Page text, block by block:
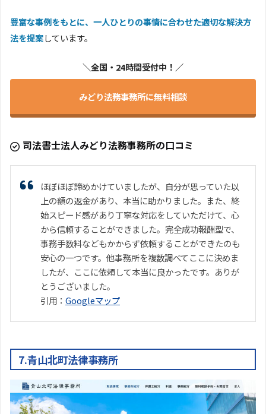
豊富な事例をもとに、一人ひとりの事情に合わせた適切な解決方
法を提案しています。
＼全国・24時間受付中！／
みどり法務事務所に無料相談
司法書士法人みどり法務事務所の口コミ
ほぼほぼ諦めかけていましたが、自分が思っていた以
上の額の返金があり、本当に助かりました。また、終
始スピード感があり丁寧な対応をしていただけて、心
から信頼することができました。完全成功報酬型で、
事務手数料などもかからず依頼することができたのも
安心の一つです。他事務所を複数調べてここに決めま
したが、ここに依頼して本当に良かったです。ありが
とうございました。
引用： Googleマップ
7.青山北町法律事務所